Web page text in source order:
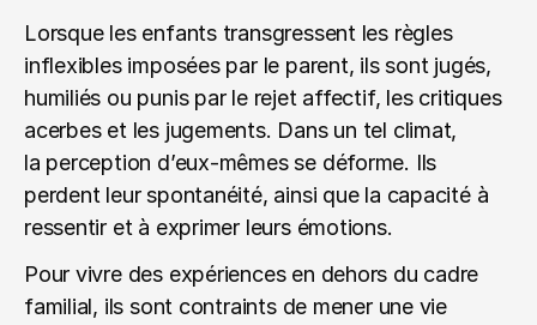
Lorsque les enfants transgressent les règles
inflexibles imposées par le parent, ils sont jugés,
humiliés ou punis par le rejet affectif, les critiques
acerbes et les jugements. Dans un tel climat,
la perception d’eux-mêmes se déforme. Ils
perdent leur spontanéité, ainsi que la capacité à
ressentir et à exprimer leurs émotions.
Pour vivre des expériences en dehors du cadre
familial, ils sont contraints de mener une vie